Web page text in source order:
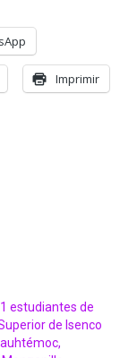
Imprimir
estudiantes de
de Isenco